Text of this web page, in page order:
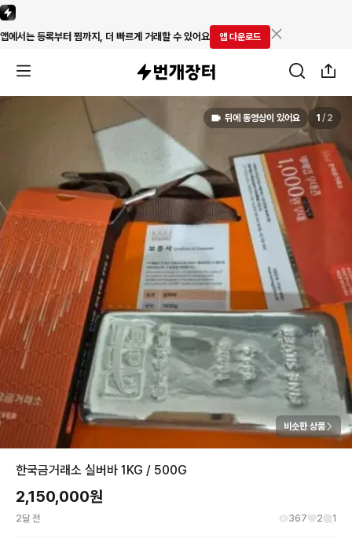
앱에서는 등록부터 찜까지, 더 빠르게 거래할 수 있어요 앱 다운로드
뒤에 동영상이 있어요 1 / 2
비슷한 상품
한국금거래소 실버바 1KG / 500G
2,150,000원
2달 전 367 2 1